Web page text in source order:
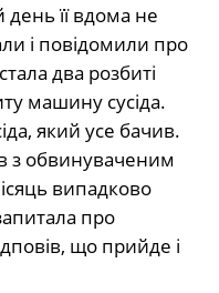
її вдома не
і повідомили про
два розбиті
машину сусіда.
який усе бачив.
з обвинуваченим
випадково
про
що прийде і